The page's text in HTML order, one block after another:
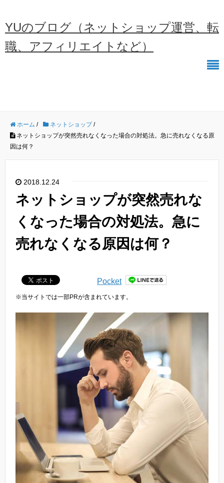
YUのブログ（ネットショップ運営、転
職、アフィリエイトなど）
ホーム / ネットショップ/
ネットショップが突然売れなくなった場合の対処法。急に売れなくなる原
因は何？
2018.12.24
ネットショップが突然売れな
くなった場合の対処法。急に
売れなくなる原因は何？
Pocket
※当サイトでは一部PRが含まれています。